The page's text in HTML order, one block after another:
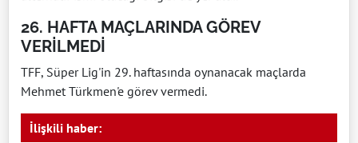
26. HAFTA MAÇLARINDA GÖREV
VERİLMEDİ
TFF, Süper Lig'in 29. haftasında oynanacak maçlarda
Mehmet Türkmen'e görev vermedi.
İlişkili haber: